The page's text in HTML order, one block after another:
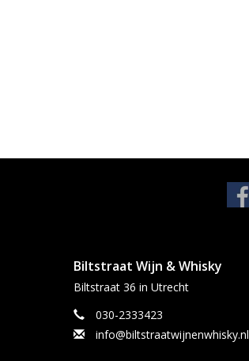
Biltstraat Wijn & Whisky
Biltstraat 36 in Utrecht
030-2333423
info@biltstraatwijnenwhisky.nl